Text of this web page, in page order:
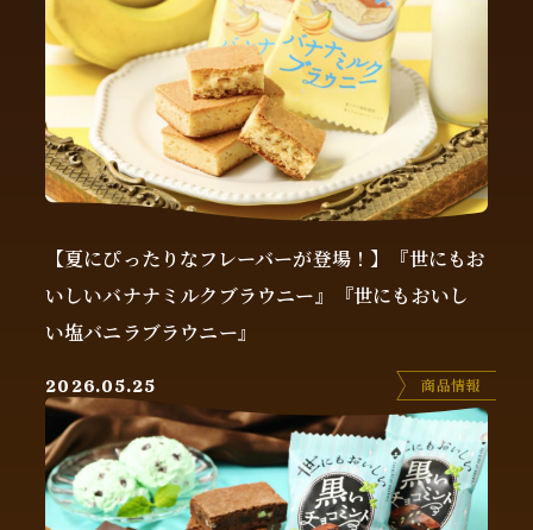
【夏にぴったりなフレーバーが登場！】『世にもお
いしいバナナミルクブラウニー』『世にもおいし
い塩バニラブラウニー』
2026.05.25 商品情報